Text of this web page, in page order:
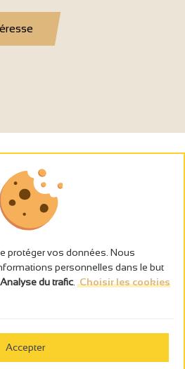
pour la santé, à consommer avec
protéger vos données. Nous
personnelles dans le but
du trafic Choisir les cookies
Accepter